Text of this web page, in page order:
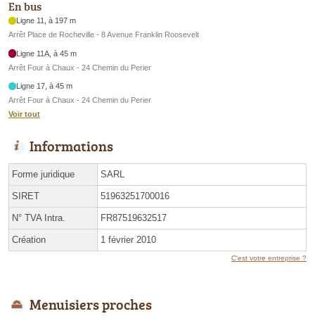
En bus
Ligne 11, à 197 m
Arrêt Place de Rocheville - 8 Avenue Franklin Roosevelt
Ligne 11A, à 45 m
Arrêt Four à Chaux - 24 Chemin du Perier
Ligne 17, à 45 m
Arrêt Four à Chaux - 24 Chemin du Perier
Voir tout
Informations
Forme juridique SARL
SIRET 51963251700016
N° TVA Intra. FR87519632517
Création 1 février 2010
C'est votre entreprise ?
Menuisiers proches